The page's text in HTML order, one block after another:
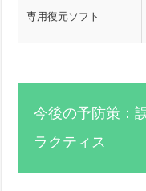
専用復元ソフト
今後の予防策：
ラクティス